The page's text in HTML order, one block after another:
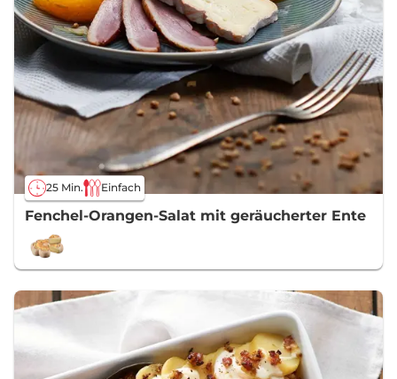
25 Min. Einfach
Fenchel-Orangen-Salat mit geräucherter Ente